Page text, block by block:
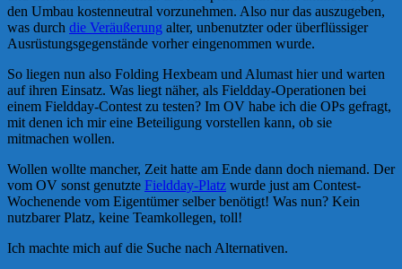
den Umbau kostenneutral vorzunehmen. Also nur das auszugeben,
was durch die Veräußerung alter, unbenutzter oder überflüssiger
Ausrüstungsgegenstände vorher eingenommen wurde.
So liegen nun also Folding Hexbeam und Alumast hier und warten
auf ihren Einsatz. Was liegt näher, als Fieldday-Operationen bei
einem Fieldday-Contest zu testen? Im OV habe ich die OPs gefragt,
mit denen ich mir eine Beteiligung vorstellen kann, ob sie
mitmachen wollen.
Wollen wollte mancher, Zeit hatte am Ende dann doch niemand. Der
vom OV sonst genutzte Fieldday-Platz wurde just am Contest-
Wochenende vom Eigentümer selber benötigt! Was nun? Kein
nutzbarer Platz, keine Teamkollegen, toll!
Ich machte mich auf die Suche nach Alternativen.